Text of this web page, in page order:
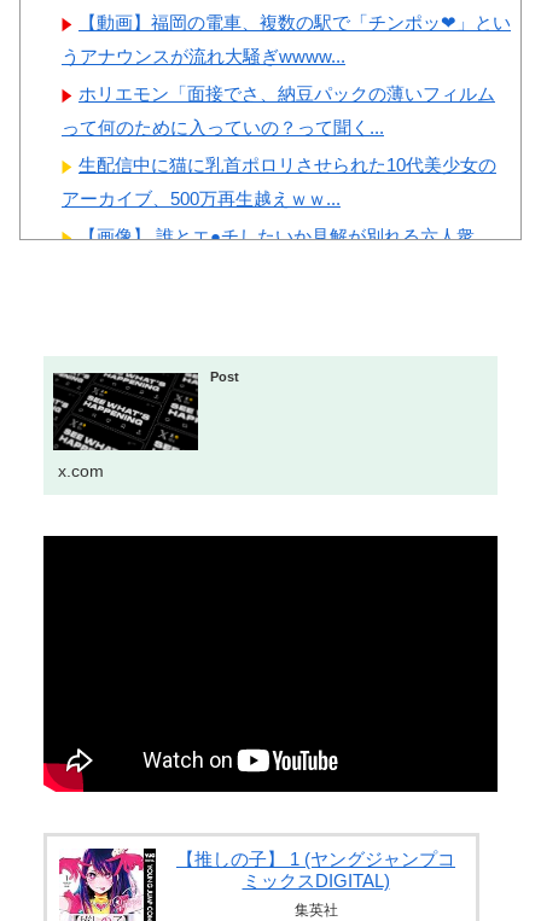
が凄いと言うけど韓国の圧勝だ
よね？」
韓国人「韓国サッカー協会、
外国人審判に“性接待”報
道・・・」→「2002年の審判買
収が事実だったのか？」「日本
人が言ってたこと正しかった
【動画】福岡の電車、複数の駅で「チンポッ❤」とい
うアナウンスが流れ大騒ぎwwww...
ホリエモン「面接でさ、納豆パックの薄いフィルム
って何のために入っていの？って聞く...
生配信中に猫に乳首ポロリさせられた10代美少女の
アーカイブ、500万再生越えｗｗ...
【画像】 誰とエ●チしたいか見解が別れる六人衆
そりゃ肉便器に堕ちるわｗｗ...
【画像】 元モデルのTBS新人アナさん、プリケツ
Post
x.com
【推しの子】 1 (ヤングジャンプコ
ミックスDIGITAL)
集英社